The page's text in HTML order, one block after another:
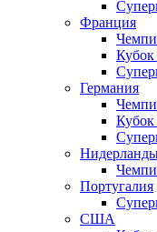
Франция
Германия
Кубок
Португалия
США